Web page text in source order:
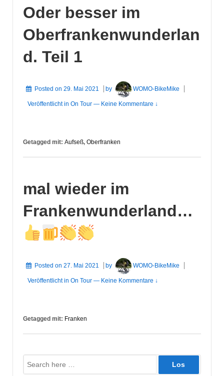
Oder besser im
Oberfrankenwunderlan
d. Teil 1
Posted on 29. Mai 2021 by WOMO-BikeMike
Veröffentlicht in On Tour — Keine Kommentare ↓
Getagged mit: Aufseß, Oberfranken
mal wieder im
Frankenwunderland…
Posted on 27. Mai 2021 by WOMO-BikeMike
Veröffentlicht in On Tour — Keine Kommentare ↓
Getagged mit: Franken
Suche
nach: